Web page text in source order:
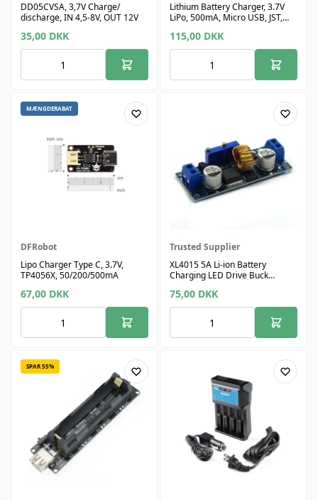
DD05CVSA, 3,7V Charge/
discharge, IN 4,5-8V, OUT 12V
35,00 DKK
Lithium Battery Charger, 3.7V
LiPo, 500mA, Micro USB, JST,
115,00 DKK
MÆNGDERABAT
DFRobot
Lipo Charger Type C, 3.7V,
TP4056X, 50/200/500mA
67,00 DKK
Trusted Supplier
XL4015 5A Li-ion Battery
Charging LED Drive Buck
75,00 DKK
SPAR 55%